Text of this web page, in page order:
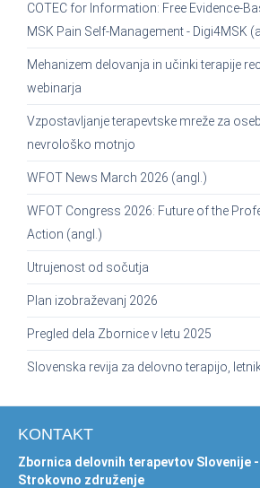
COTEC for Information: Free Evidence-
MSK Pain Self-Management - Digi4MSK
Mehanizem delovanja in učinki terapije
webinarja
Vzpostavljanje terapevtske mreže za
nevrološko motnjo
WFOT News March 2026 (angl.)
WFOT Congress 2026: Future of the
Action (angl.)
Utrujenost od sočutja
Plan izobraževanj 2026
Pregled dela Zbornice v letu 2025
Slovenska revija za delovno terapijo,
KONTAKT
Zbornica delovnih terapevtov Slovenije -
Strokovno združenje